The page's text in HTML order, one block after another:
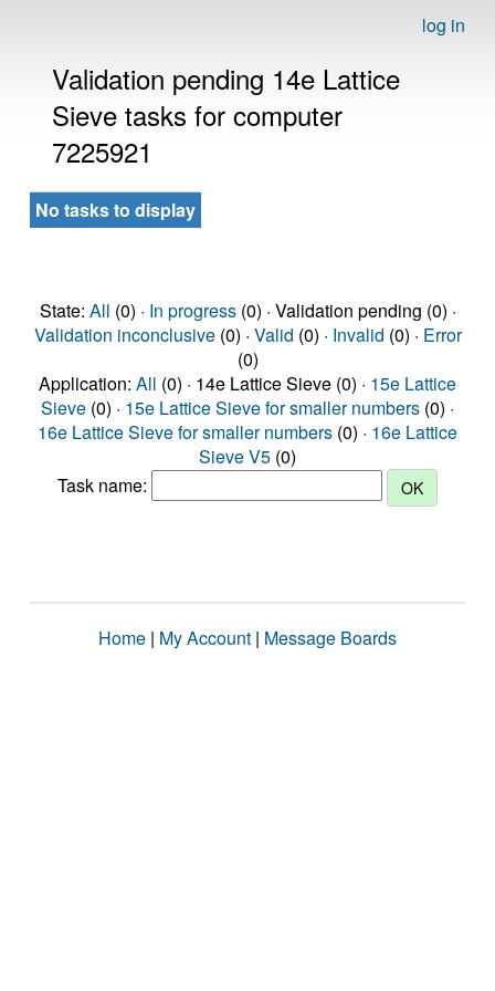
log in
Validation pending 14e Lattice
Sieve tasks for computer
7225921
No tasks to display
State: All (0) · In progress(0) · Validation pending (0) ·
Validation inconclusive(0) · Valid (0) · Invalid (0) · Error
(0)
Application: All (0) · 14e Lattice Sieve (0) · 15e Lattice
Sieve (0) · 15e Lattice Sieve for smaller numbers (0) ·
16e Lattice Sieve for smaller numbers (0) · 16e Lattice
Sieve V5 (0)
Task name:
Home | My Account | Message Boards